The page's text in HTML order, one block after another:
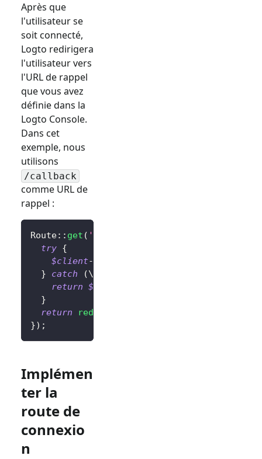
Après que
l'utilisateur se
soit connecté,
Logto redirigera
l'utilisateur vers
l'URL de rappel
que vous avez
définie dans la
Logto Console.
Dans cet
exemple, nous
utilisons
/callback
comme URL de
rappel :
Route:: get ( '/callback'
try {
$client->
}
catch (\
return $exception
}
return
redirect
}) ;
Implémen
ter la
route de
connexio
n